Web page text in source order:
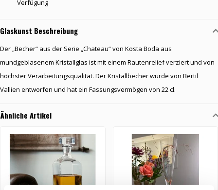
Verfügung
Glaskunst Beschreibung
Der „Becher“ aus der Serie „Chateau“ von Kosta Boda aus
mundgeblasenem Kristallglas ist mit einem Rautenrelief verziert und von
höchster Verarbeitungsqualität. Der Kristallbecher wurde von Bertil
Vallien entworfen und hat ein Fassungsvermögen von 22 cl.
Ähnliche Artikel